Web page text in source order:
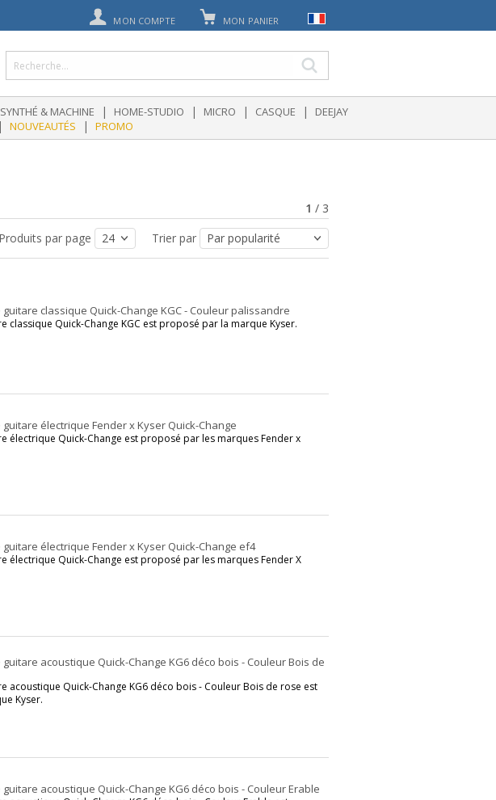
MON COMPTE MON PANIER
SYNTHÉ & MACHINE | HOME-STUDIO | MICRO | CASQUE | DEEJAY
| NOUVEAUTÉS | PROMO
1 / 3
Produits par page Trier par
classique Quick-Change KGC - Couleur palissandre
classique Quick-Change KGC est proposé par la marque Kyser.
électrique Fender x Kyser Quick-Change
électrique Quick-Change est proposé par les marques Fender x
électrique Fender x Kyser Quick-Change ef4
électrique Quick-Change est proposé par les marques Fender X
acoustique Quick-Change KG6 déco bois - Couleur Bois de
acoustique Quick-Change KG6 déco bois - Couleur Bois de rose est
Kyser.
acoustique Quick-Change KG6 déco bois - Couleur Erable